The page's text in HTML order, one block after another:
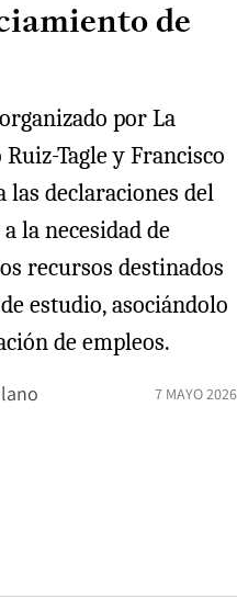
de
por La
Tagle y Francisco
declaraciones del
la necesidad de
recursos destinados
estudio, asociándolo
de empleos.
7 MAYO 2026